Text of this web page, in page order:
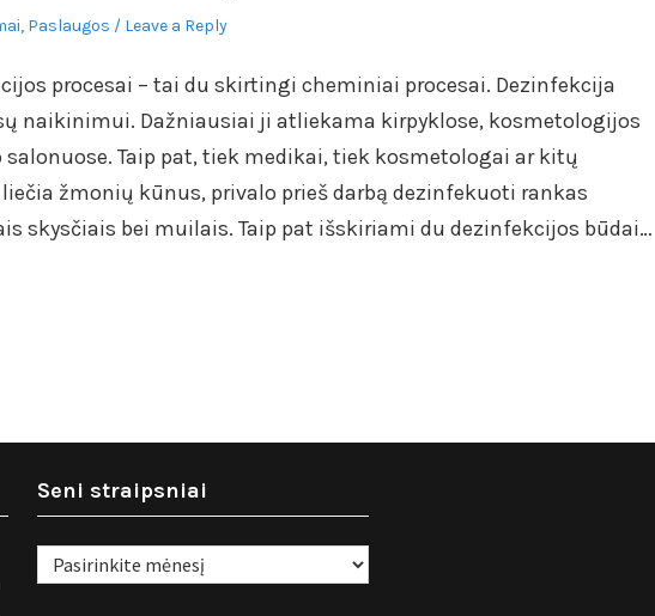
, Paslaugos Leave a Reply
procesai – tai du skirtingi cheminiai procesai. Dezinfekcija
naikinimui. Dažniausiai ji atliekama kirpyklose, kosmetologijos
Taip pat, tiek medikai, tiek kosmetologai ar kitų
žmonių kūnus, privalo prieš darbą dezinfekuoti rankas
skysčiais bei muilais. Taip pat išskiriami du dezinfekcijos būdai…
Seni straipsniai
Seni
straipsniai